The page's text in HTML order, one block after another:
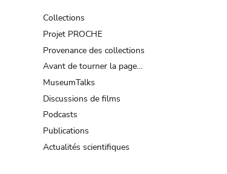
Collections
Projet PROCHE
Provenance des collections
Avant de tourner la page…
MuseumTalks
Discussions de films
Podcasts
Publications
Actualités scientifiques